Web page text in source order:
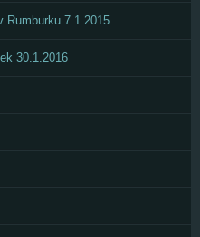
Rumburku 7.1.2015
30.1.2016